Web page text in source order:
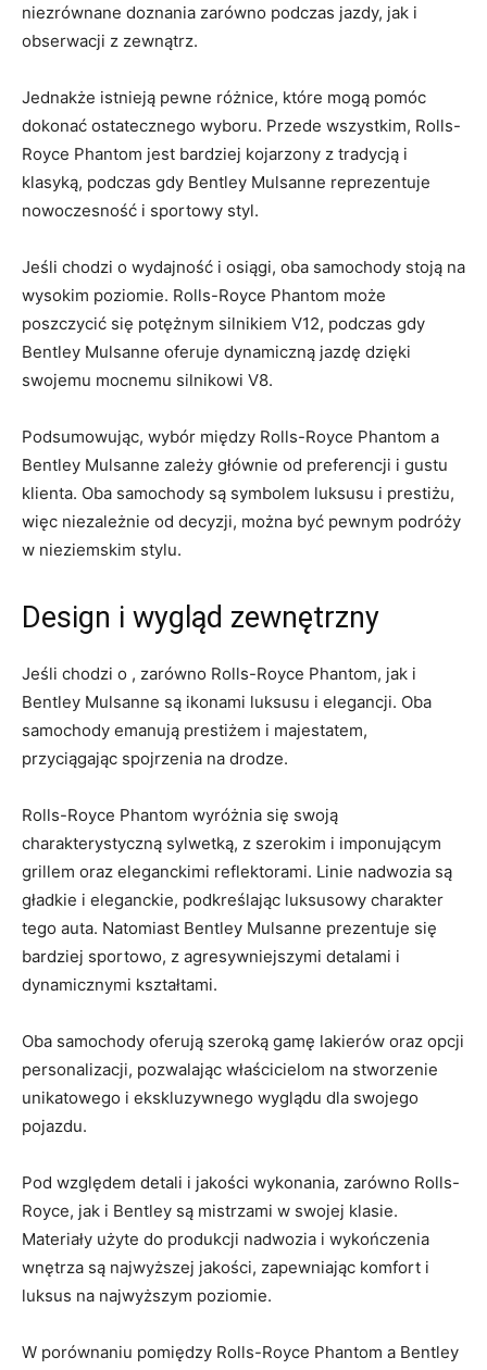
niezrównane doznania zarówno podczas jazdy, ⁢jak i
obserwacji⁤ z⁤ zewnątrz.
Jednakże istnieją pewne różnice, które mogą pomóc
dokonać ostatecznego wyboru. Przede wszystkim, Rolls-
Royce Phantom jest bardziej kojarzony⁤ z ⁢tradycją i
klasyką, podczas gdy Bentley Mulsanne‍ reprezentuje
nowoczesność i sportowy styl.
Jeśli chodzi o wydajność i osiągi, oba samochody stoją na
wysokim poziomie. Rolls-Royce Phantom może
poszczycić się potężnym silnikiem V12, podczas gdy
Bentley Mulsanne oferuje dynamiczną jazdę dzięki
swojemu mocnemu silnikowi V8.
Podsumowując, wybór między Rolls-Royce Phantom a
Bentley Mulsanne zależy głównie od preferencji i gustu
klienta. Oba samochody są symbolem luksusu i prestiżu,
więc niezależnie od decyzji, można ‌być pewnym podróży
w nieziemskim⁢ stylu.
Design i wygląd‌ zewnętrzny
Jeśli chodzi o , zarówno Rolls-Royce Phantom, jak i
‍Bentley Mulsanne są ikonami luksusu i elegancji. Oba
samochody emanują prestiżem i ‍majestatem,
przyciągając spojrzenia na drodze.
Rolls-Royce Phantom wyróżnia się swoją
charakterystyczną sylwetką, ⁣z szerokim i imponującym
grillem oraz eleganckimi reflektorami. ‌Linie⁢ nadwozia są
gładkie i eleganckie, podkreślając luksusowy charakter
tego auta. Natomiast Bentley Mulsanne prezentuje się
bardziej sportowo, z agresywniejszymi detalami i
⁤dynamicznymi kształtami.
Oba samochody oferują ‌szeroką gamę lakierów oraz opcji⁤
personalizacji, pozwalając właścicielom na stworzenie
unikatowego i ekskluzywnego wyglądu dla swojego⁣
pojazdu.
Pod ‍względem detali i jakości wykonania, zarówno Rolls-
Royce,​ jak i Bentley są mistrzami w swojej klasie.
Materiały użyte⁤ do produkcji nadwozia i wykończenia
wnętrza są najwyższej jakości, zapewniając komfort i
luksus⁣ na najwyższym‌ poziomie.
W ‌porównaniu pomiędzy Rolls-Royce Phantom a Bentley